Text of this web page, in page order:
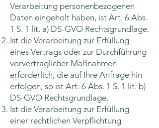
Verarbeitung personenbezogenen
Daten eingeholt haben, ist Art. 6 Abs.
1 S. 1 lit. a) DS-GVO Rechtsgrundlage.
Ist die Verarbeitung zur Erfüllung
eines Vertrags oder zur Durchführung
vorvertraglicher Maßnahmen
erforderlich, die auf Ihre Anfrage hin
erfolgen, so ist Art. 6 Abs. 1 S. 1 lit. b)
DS-GVO Rechtsgrundlage.
Ist die Verarbeitung zur Erfüllung
einer rechtlichen Verpflichtung